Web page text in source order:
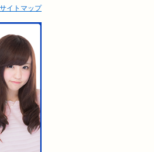
サイトマップ